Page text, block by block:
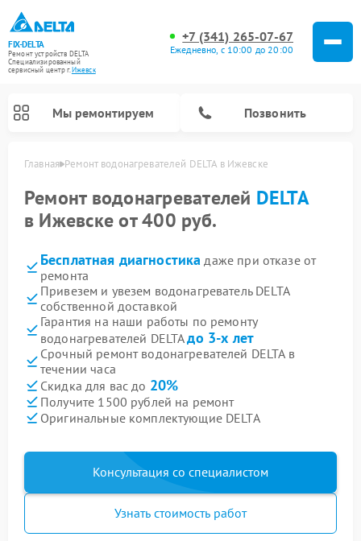
FIX-DELTA
Ремонт устройств DELTA
Специализированный
cервисный центр г.Ижевск
+7 (341) 265-07-67
Ежедневно, с 10:00 до 20:00
Мы ремонтируем Позвонить
Главная Ремонт водонагревателей DELTA в Ижевске
Ремонт водонагревателей DELTA
в Ижевске от 400 руб.
Бесплатная диагностика даже при отказе от
ремонта
Привезем и увезем водонагреватель DELTA
собственной доставкой
Гарантия на наши работы по ремонту
водонагревателей DELTAдо 3-х лет
Срочный ремонт водонагревателей DELTA в
течении часа
Скидка для вас до 20%
Получите 1500 рублей на ремонт
Оригинальные комплектующие DELTA
Консультация со специалистом
Узнать стоимость работ